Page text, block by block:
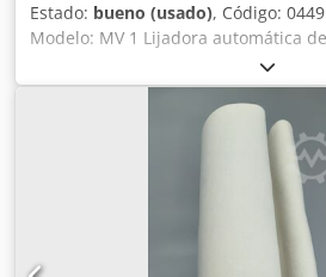
Estado: bueno (usado), Código:
Modelo: MV 1 Lijadora automática
cantos y perfiles de madera, madera
chapada y otros materiales.
con plato intercambiable, inclinable
de 2 velocidades, rpm 710/1420 – Cv
trabajo mm 100 Alimentación
variable Guía de entrada ajustable
Diámetro de la salida de extracción
Ae Ah Rerf Dimensiones totales mm
Peso kg 950